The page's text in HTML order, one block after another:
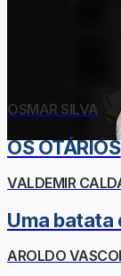
OSMAR SILVA
OS OTÁRIOS
VALDEMIR
Uma batata
AROLDO